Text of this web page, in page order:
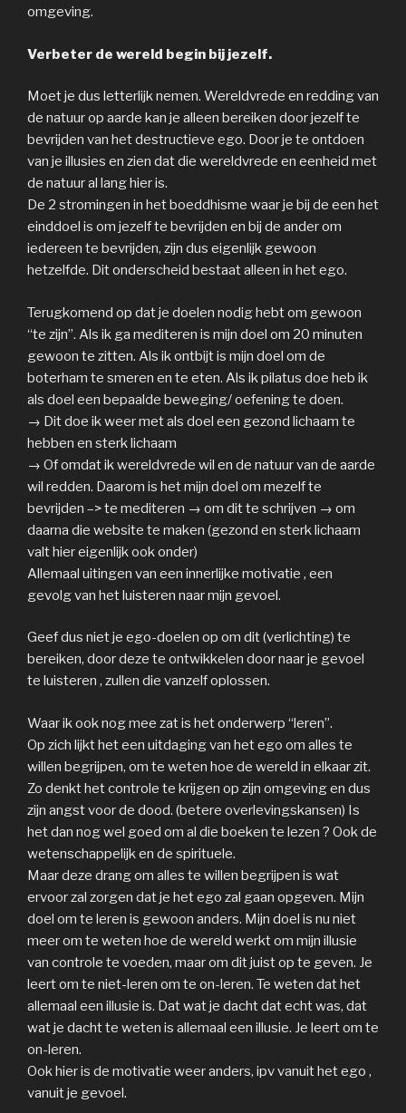
omgeving.
Verbeter de wereld begin bij jezelf.
Moet je dus letterlijk nemen. Wereldvrede en redding van
de natuur op aarde kan je alleen bereiken door jezelf te
bevrijden van het destructieve ego. Door je te ontdoen
van je illusies en zien dat die wereldvrede en eenheid met
de natuur al lang hier is.
De 2 stromingen in het boeddhisme waar je bij de een het
einddoel is om jezelf te bevrijden en bij de ander om
iedereen te bevrijden, zijn dus eigenlijk gewoon
hetzelfde. Dit onderscheid bestaat alleen in het ego.
Terugkomend op dat je doelen nodig hebt om gewoon
“te zijn”. Als ik ga mediteren is mijn doel om 20 minuten
gewoon te zitten. Als ik ontbijt is mijn doel om de
boterham te smeren en te eten. Als ik pilatus doe heb ik
als doel een bepaalde beweging/ oefening te doen.
→ Dit doe ik weer met als doel een gezond lichaam te
hebben en sterk lichaam
→ Of omdat ik wereldvrede wil en de natuur van de aarde
wil redden. Daarom is het mijn doel om mezelf te
bevrijden –> te mediteren → om dit te schrijven → om
daarna die website te maken (gezond en sterk lichaam
valt hier eigenlijk ook onder)
Allemaal uitingen van een innerlijke motivatie , een
gevolg van het luisteren naar mijn gevoel.
Geef dus niet je ego-doelen op om dit (verlichting) te
bereiken, door deze te ontwikkelen door naar je gevoel
te luisteren , zullen die vanzelf oplossen.
Waar ik ook nog mee zat is het onderwerp “leren”.
Op zich lijkt het een uitdaging van het ego om alles te
willen begrijpen, om te weten hoe de wereld in elkaar zit.
Zo denkt het controle te krijgen op zijn omgeving en dus
zijn angst voor de dood. (betere overlevingskansen) Is
het dan nog wel goed om al die boeken te lezen ? Ook de
wetenschappelijk en de spirituele.
Maar deze drang om alles te willen begrijpen is wat
ervoor zal zorgen dat je het ego zal gaan opgeven. Mijn
doel om te leren is gewoon anders. Mijn doel is nu niet
meer om te weten hoe de wereld werkt om mijn illusie
van controle te voeden, maar om dit juist op te geven. Je
leert om te niet-leren om te on-leren. Te weten dat het
allemaal een illusie is. Dat wat je dacht dat echt was, dat
wat je dacht te weten is allemaal een illusie. Je leert om te
on-leren.
Ook hier is de motivatie weer anders, ipv vanuit het ego ,
vanuit je gevoel.